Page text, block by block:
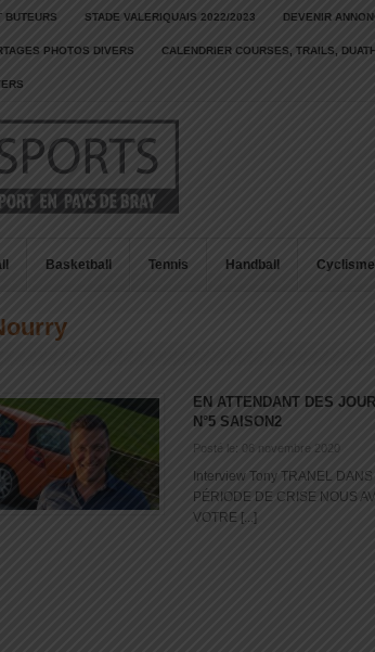
BUTEURS STADE VALERIQUAIS 2022/2023 DEVENIR
PHOTOS DIVERS CALENDRIER COURSES, TRAILS,
Basketball Tennis Handball Cyclisme
EN ATTENDANT DES
N°5 SAISON2
Posté le: 06 novembre 2020
Interview Tony TRANEL
PÉRIODE DE CRISE NOUS
VOTRE [...]